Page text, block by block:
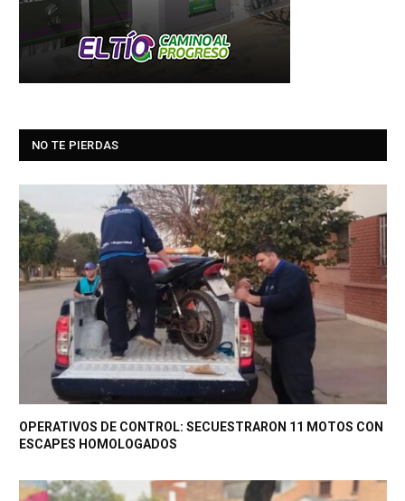
NO TE PIERDAS
OPERATIVOS DE CONTROL: SECUESTRARON 11 MOTOS CON
ESCAPES HOMOLOGADOS